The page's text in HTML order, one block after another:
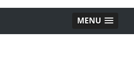
MENU